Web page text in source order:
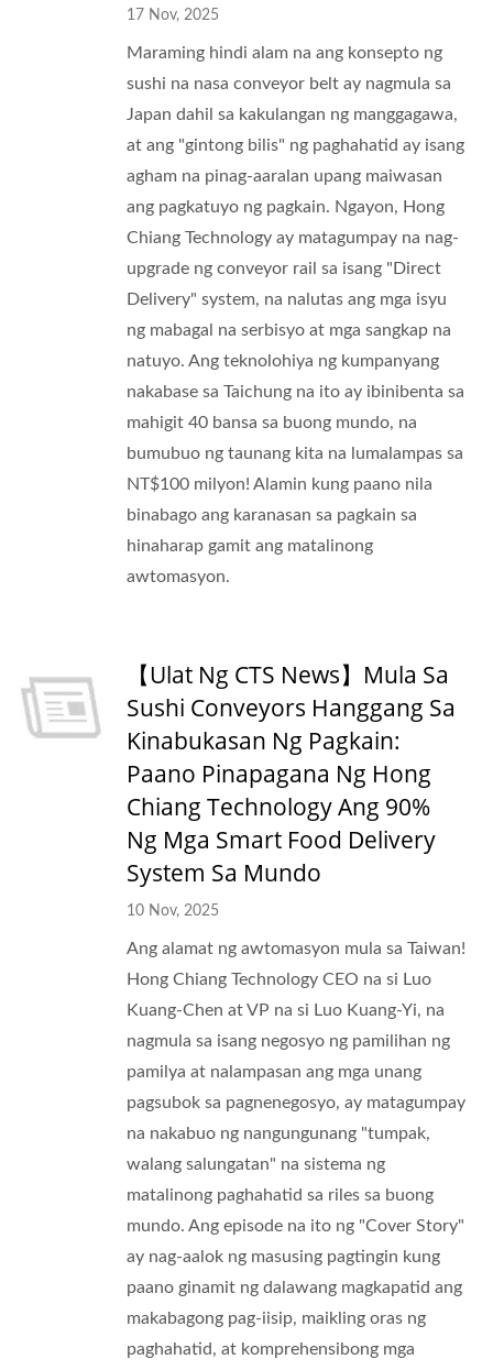
17 Nov, 2025
Maraming hindi alam na ang konsepto ng
sushi na nasa conveyor belt ay nagmula sa
Japan dahil sa kakulangan ng manggagawa,
at ang "gintong bilis" ng paghahatid ay isang
agham na pinag-aaralan upang maiwasan
ang pagkatuyo ng pagkain. Ngayon, Hong
Chiang Technology ay matagumpay na nag-
upgrade ng conveyor rail sa isang "Direct
Delivery" system, na nalutas ang mga isyu
ng mabagal na serbisyo at mga sangkap na
natuyo. Ang teknolohiya ng kumpanyang
nakabase sa Taichung na ito ay ibinibenta sa
mahigit 40 bansa sa buong mundo, na
bumubuo ng taunang kita na lumalampas sa
NT$100 milyon! Alamin kung paano nila
binabago ang karanasan sa pagkain sa
hinaharap gamit ang matalinong
awtomasyon.
【Ulat Ng CTS News】Mula Sa
Sushi Conveyors Hanggang Sa
Kinabukasan Ng Pagkain:
Paano Pinapagana Ng Hong
Chiang Technology Ang 90%
Ng Mga Smart Food Delivery
System Sa Mundo
10 Nov, 2025
Ang alamat ng awtomasyon mula sa Taiwan!
Hong Chiang Technology CEO na si Luo
Kuang-Chen at VP na si Luo Kuang-Yi, na
nagmula sa isang negosyo ng pamilihan ng
pamilya at nalampasan ang mga unang
pagsubok sa pagnenegosyo, ay matagumpay
na nakabuo ng nangungunang "tumpak,
walang salungatan" na sistema ng
matalinong paghahatid sa riles sa buong
mundo. Ang episode na ito ng "Cover Story"
ay nag-aalok ng masusing pagtingin kung
paano ginamit ng dalawang magkapatid ang
makabagong pag-iisip, maikling oras ng
paghahatid, at komprehensibong mga